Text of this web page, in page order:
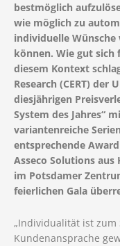
bestmöglich
wie möglich zu
individuelle
können. Wie gut sich
diesem Kontext
Research (CERT)
diesjährigen
System des Jahres“
variantenreiche
entsprechende
Asseco Solutions
im Potsdamer
feierlichen Gala
„Individualität ist
Kundenansprache